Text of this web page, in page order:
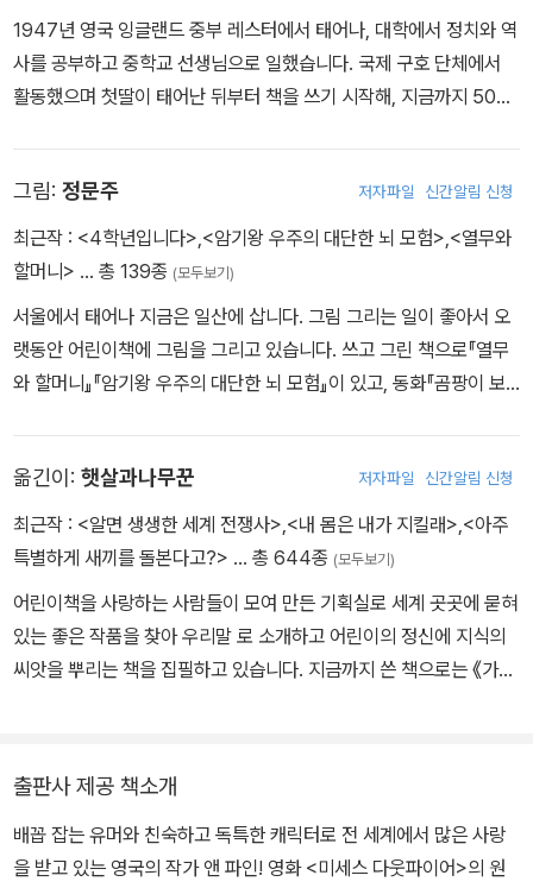
1947년 영국 잉글랜드 중부 레스터에서 태어나, 대학에서 정치와 역
사를 공부하고 중학교 선생님으로 일했습니다. 국제 구호 단체에서
활동했으며 첫딸이 태어난 뒤부터 책을 쓰기 시작해, 지금까지 50권
서도 왕따, 편부모, 장애 등 사회적 문제를 다룬 작품을 주로 썼습니
다. 특히 《용감한 닭과 초록 행성 외계인》은 동물 복지에 대한 작가의
오랜 관심이 담긴 진정한 문제작입니다. 2003년에 영국에서 어린이
등 세계의 주요한 어린이책상을 두루 수상했습니다. 작품으로는 각자
의 개성을 살리면서 서로의 장점을 이끌어 내는 교실 이야기로 큰 인
기를 끈 《삐뚤빼뚤 쓰는 법》외에 《하필이면 왕눈이 아저씨》, 《밀가루
아기 키우기》 등이 있습니다.
그림: 정문주 저자파일 신간알림 신청
최근작 : <4학년입니다>,<암기왕 우주의 대단한 뇌 모험>,<열무와
할머니> … 총 139종 (모두보기)
서울에서 태어나 지금은 일산에 삽니다. 그림 그리는 일이 좋아서 오
랫동안 어린이책에 그림을 그리고 있습니다. 쓰고 그린 책으로『열무
와 할머니』『암기왕 우주의 대단한 뇌 모험』이 있고, 동화『곰팡이 보
옮긴이: 햇살과나무꾼 저자파일 신간알림 신청
최근작 : <알면 생생한 세계 전쟁사>,<내 몸은 내가 지킬래>,<아주
특별하게 새끼를 돌본다고?> … 총 644종 (모두보기)
어린이책을 사랑하는 사람들이 모여 만든 기획실로 세계 곳곳에 묻혀
있는 좋은 작품을 찾아 우리말 로 소개하고 어린이의 정신에 지식의
씨앗을 뿌리는 책을 집필하고 있습니다. 지금까지 쓴 책으로는 《가마
출판사 제공 책소개
배꼽 잡는 유머와 친숙하고 독특한 캐릭터로 전 세계에서 많은 사랑
을 받고 있는 영국의 작가 앤 파인! 영화 <미세스 다웃파이어>의 원